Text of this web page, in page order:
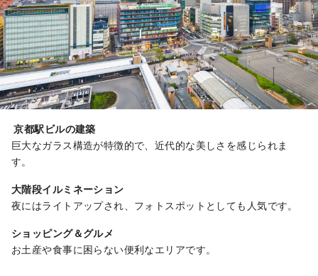
京都駅ビルの建築
巨大なガラス構造が特徴的で、近代的な美しさを感じられま
す。
大階段イルミネーション
夜にはライトアップされ、フォトスポットとしても人気です。
ショッピング＆グルメ
お土産や食事に困らない便利なエリアです。